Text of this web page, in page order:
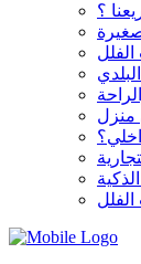
؟
منزل